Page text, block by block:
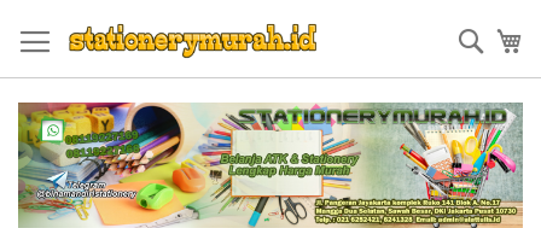
to
Content